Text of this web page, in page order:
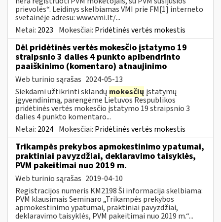
prievolės“. Leidinys skelbiamas VMI prie FM[1] interneto
svetainėje adresu: www.vmi.lt/...
Metai: 2023 Mokesčiai: Pridėtinės vertės mokestis
Dėl pridėtinės vertės mokesčio įstatymo 19
straipsnio 3 dalies 4 punkto apibendrinto
paaiškinimo (komentaro) atnaujinimo
Web turinio sąrašas 2024-05-13
Siekdami užtikrinti sklandų mokesčių įstatymų
įgyvendinimą, parengėme Lietuvos Respublikos
pridėtinės vertės mokesčio įstatymo 19 straipsnio 3
dalies 4 punkto komentaro...
Metai: 2024 Mokesčiai: Pridėtinės vertės mokestis
Trikampės prekybos apmokestinimo ypatumai,
praktiniai pavyzdžiai, deklaravimo taisyklės,
PVM pakeitimai nuo 2019 m.
Web turinio sąrašas 2019-04-10
Registracijos numeris KM2198 Ši informacija skelbiama:
PVM klausimais Seminaro „Trikampės prekybos
apmokestinimo ypatumai, praktiniai pavyzdžiai,
deklaravimo taisyklės, PVM pakeitimai nuo 2019 m.“...